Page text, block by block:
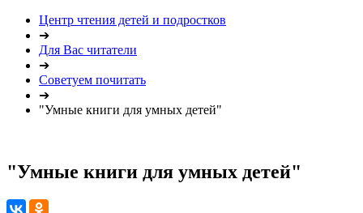
Центр чтения детей и подростков
➔
Для Вас читатели
➔
Советуем почитать
➔
"Умные книги для умных детей"
"Умные книги для умных детей"